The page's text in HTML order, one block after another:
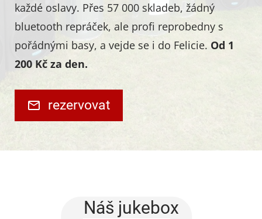
každé oslavy. Přes 57 000 skladeb, žádný
bluetooth repráček, ale profi reprobedny s
pořádnými basy, a vejde se i do Felicie. Od 1
200 Kč za den.
rezervovat
Náš jukebox